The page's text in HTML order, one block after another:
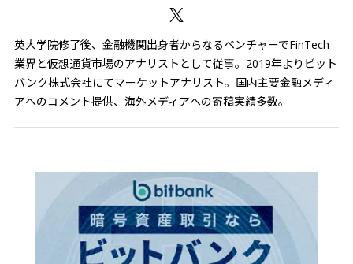
英大学院修了後、金融機関出身者からなるベンチャーでFinTech
業界と仮想通貨市場のアナリストとして従事。2019年よりビット
バンク株式会社にてマーケットアナリスト。国内主要金融メディ
アへのコメント提供、海外メディアへの寄稿実績多数。